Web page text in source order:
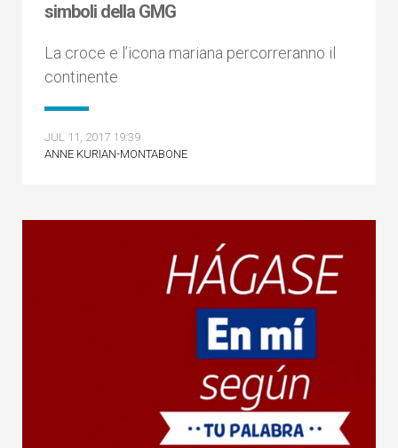
simboli della GMG
La croce e l’icona mariana percorreranno il
continente
JUL 11, 2017 19:39
ANNE KURIAN-MONTABONE